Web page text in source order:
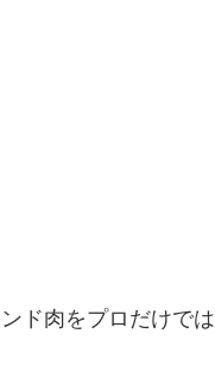
ド肉をプロだけでは